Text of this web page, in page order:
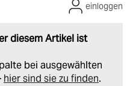
diesem Artikel ist
bei ausgewählten
hier sind sie zu finden.
einloggen